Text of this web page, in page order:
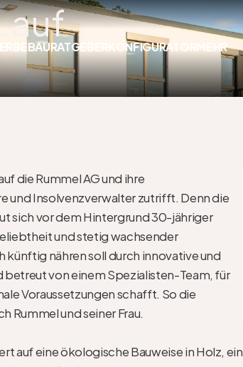
RATGEBER KONFIGURATORMEHR
die Rummel AG und ihre
und Insolvenzverwalter zutrifft. Denn die
sich vor dem Hintergrund 30-jähriger
und stetig wachsender
künftig nähren soll durch innovative und
von einem Spezialisten-Team, für
Voraussetzungen schafft. So die
Rummel und seiner Frau.
auf eine ökologische Bauweise in Holz, ein